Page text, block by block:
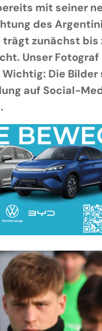
mit seiner
des
zunächst bis
Unser Fotograf
Die Bilder
auf Social-